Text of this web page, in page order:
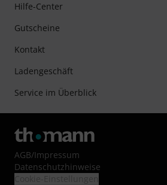
Hilfe-Center
Gutscheine
Kontakt
Ladengeschäft
Service im Überblick
AGB/Impressum
Datenschutzhinweise